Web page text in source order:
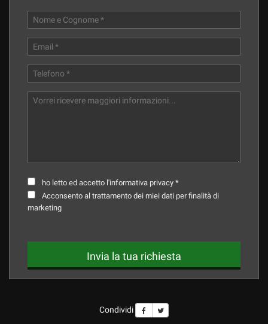
ho letto ed accetto l'informativa privacy *
Acconsento al trattamento dei miei dati per finalità di
marketing
Invia la tua richiesta
Condividi
Cookie necessari
Cookie di marketing
Leggi
cookie
policy